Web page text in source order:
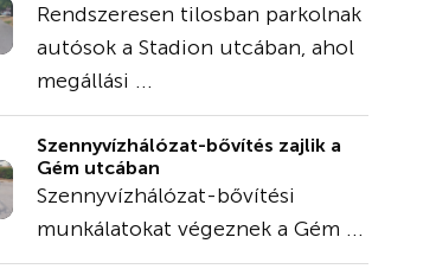
Rendszeresen tilosban parkolnak
autósok a Stadion utcában, ahol
megállási ...
Szennyvízhálózat-bővítés zajlik a
Gém utcában
Szennyvízhálózat-bővítési
munkálatokat végeznek a Gém ...